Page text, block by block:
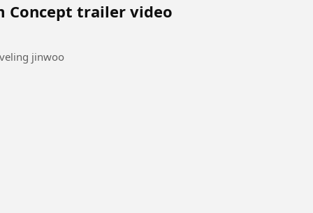
Concept trailer video
jinwoo